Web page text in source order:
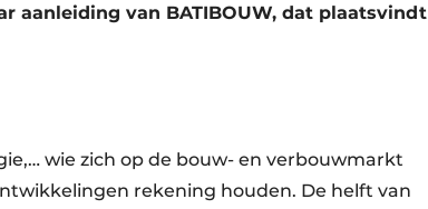
aanleiding van BATIBOUW, dat plaatsvindt
wie zich op de bouw- en verbouwmarkt
rekening houden. De helft van